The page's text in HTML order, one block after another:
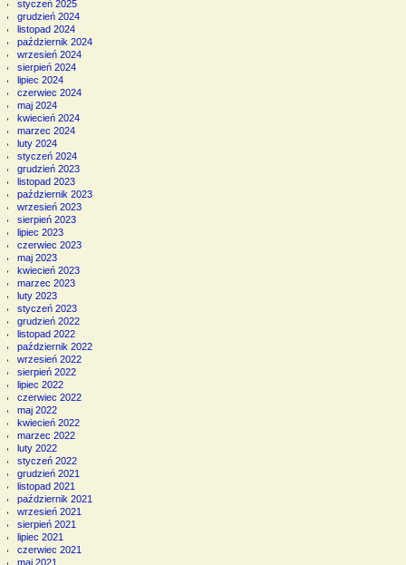
styczeń 2025
grudzień 2024
listopad 2024
październik 2024
wrzesień 2024
sierpień 2024
lipiec 2024
czerwiec 2024
maj 2024
kwiecień 2024
marzec 2024
luty 2024
styczeń 2024
grudzień 2023
listopad 2023
październik 2023
wrzesień 2023
sierpień 2023
lipiec 2023
czerwiec 2023
maj 2023
kwiecień 2023
marzec 2023
luty 2023
styczeń 2023
grudzień 2022
listopad 2022
październik 2022
wrzesień 2022
sierpień 2022
lipiec 2022
czerwiec 2022
maj 2022
kwiecień 2022
marzec 2022
luty 2022
styczeń 2022
grudzień 2021
listopad 2021
październik 2021
wrzesień 2021
sierpień 2021
lipiec 2021
czerwiec 2021
maj 2021